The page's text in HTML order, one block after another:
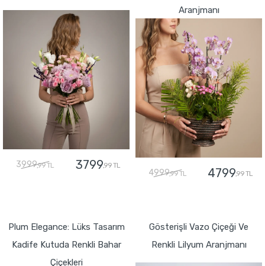
3999,99 TL 3799,99 TL
Aranjmanı
4999,99 TL 4799,99 TL
Plum Elegance: Lüks Tasarım
Kadife Kutuda Renkli Bahar
Çiçekleri
Gösterişli Vazo Çiçeği Ve
Renkli Lilyum Aranjmanı